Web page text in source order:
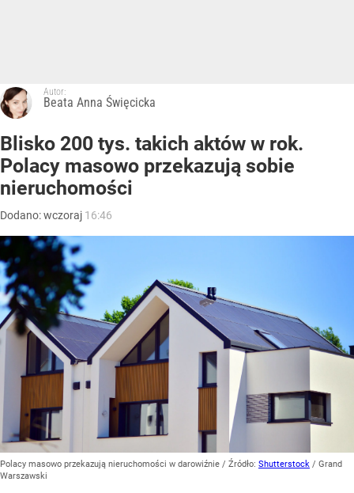
Autor:
Beata Anna Święcicka
Blisko 200 tys. takich aktów w rok.
Polacy masowo przekazują sobie
nieruchomości
Dodano:wczoraj 16:46
Polacy masowo przekazują nieruchomości w darowiźnie / Źródło: Shutterstock / Grand
Warszawski